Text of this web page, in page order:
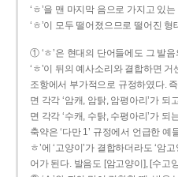
‘ㅎ’을 맨 마지막 음으로 가지고 있
‘ㅎ’이 모두 떨어졌으므로 떨어진
① ‘ㅎ’은 현대의 단어들에도 그 발
‘ㅎ’이 뒤의 예사소리와 결합하면
조항에서 부가적으로 규정하였다. 즉
면 각각 ‘암캐, 암탉, 암평아리’가 되
면 각각 ‘수캐, 수탉, 수평아리’가
축약은 ‘다만 1’ 규정에서 언급한 예
ㅎ’에 ‘고양이’가 결합하더라도 ‘암
어가 된다. 발음도 [암고양이], [수고